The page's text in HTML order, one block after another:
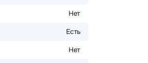
Нет
Есть
Нет